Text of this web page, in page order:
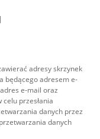
adresy skrzynek
będącego adresem e-
e-mail oraz
przesłania
danych przez
danych